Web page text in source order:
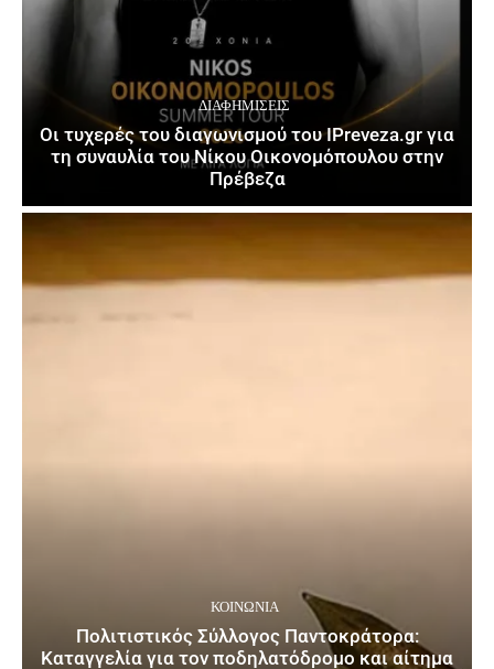
ΔΙΑΦΗΜΊΣΕΙΣ
Οι τυχερές του διαγωνισμού του IPreveza.gr για
τη συναυλία του Νίκου Οικονομόπουλου στην
Πρέβεζα
ΚΟΙΝΩΝΙΑ
Πολιτιστικός Σύλλογος Παντοκράτορα:
Καταγγελία για τον ποδηλατόδρομο και αίτημα